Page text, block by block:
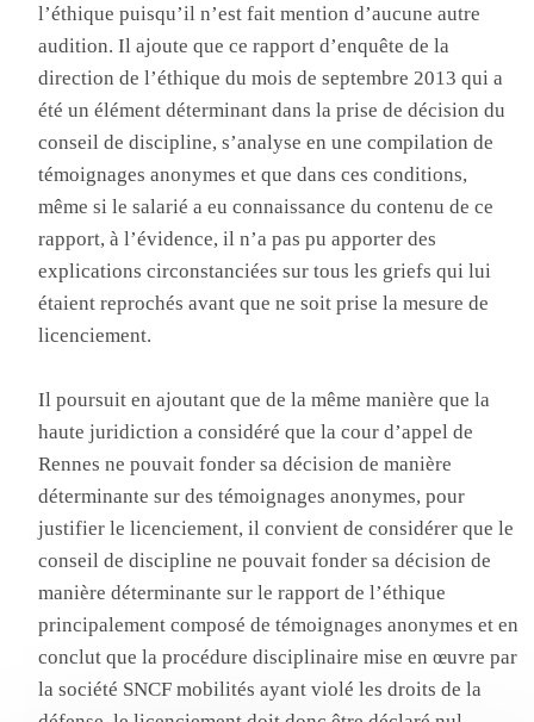
l’éthique puisqu’il n’est fait mention d’aucune autre
audition. Il ajoute que ce rapport d’enquête de la
direction de l’éthique du mois de septembre 2013 qui a
été un élément déterminant dans la prise de décision du
conseil de discipline, s’analyse en une compilation de
témoignages anonymes et que dans ces conditions,
même si le salarié a eu connaissance du contenu de ce
rapport, à l’évidence, il n’a pas pu apporter des
explications circonstanciées sur tous les griefs qui lui
étaient reprochés avant que ne soit prise la mesure de
licenciement.
Il poursuit en ajoutant que de la même manière que la
haute juridiction a considéré que la cour d’appel de
Rennes ne pouvait fonder sa décision de manière
déterminante sur des témoignages anonymes, pour
justifier le licenciement, il convient de considérer que le
conseil de discipline ne pouvait fonder sa décision de
manière déterminante sur le rapport de l’éthique
principalement composé de témoignages anonymes et en
conclut que la procédure disciplinaire mise en œuvre par
la société SNCF mobilités ayant violé les droits de la